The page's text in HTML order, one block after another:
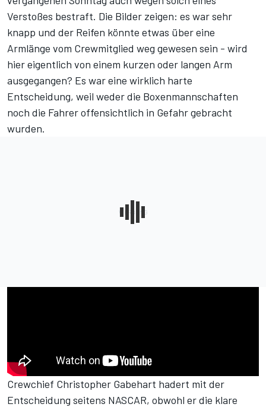
Verstoßes bestraft. Die Bilder zeigen: es war sehr
knapp und der Reifen könnte etwas über eine
Armlänge vom Crewmitglied weg gewesen sein - wird
hier eigentlich von einem kurzen oder langen Arm
ausgegangen? Es war eine wirklich harte
Entscheidung, weil weder die Boxenmannschaften
noch die Fahrer offensichtlich in Gefahr gebracht
wurden.
Crewchief Christopher Gabehart hadert mit der
Entscheidung seitens NASCAR, obwohl er die klare